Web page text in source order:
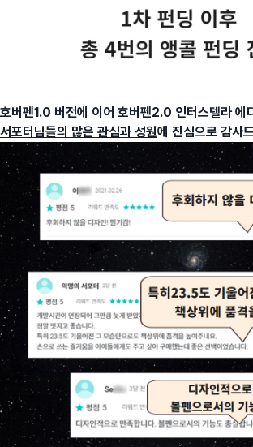
호버펜1.0 버전에 이어 호버펜2.0 인터스텔라 에
서포터님들의 많은 관심과 성원에 진심으로 감사